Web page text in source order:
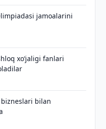
jamoalarini
xoʻjaligi fanlari
bizneslari bilan